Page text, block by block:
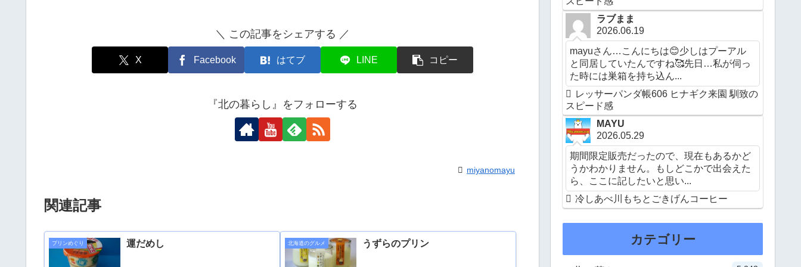
＼ この記事をシェアする ／
X Facebook はてブ LINE コピー
『北の暮らし』をフォローする
miyanomayu
関連記事
プリンめぐり 運だめし 北海道のグルメ うずらのプリン
ラブまま
2026.06.19
mayuさん…こんにちは😊少しはプーアル
と同居していたんですね🥰先日…私が伺っ
た時には巣箱を持ち込ん...
レッサーパンダ帳606 ヒナギク来園 馴致の
スピード感
MAYU
2026.05.29
期間限定販売だったので、現在もあるかど
うかわかりません。もしどこかで出会えた
ら、ここに記したいと思い...
冷しあべ川もちとごきげんコーヒー
カテゴリー